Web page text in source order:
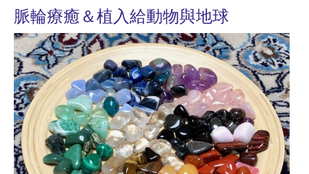
脈輪療癒＆植入給動物與地球